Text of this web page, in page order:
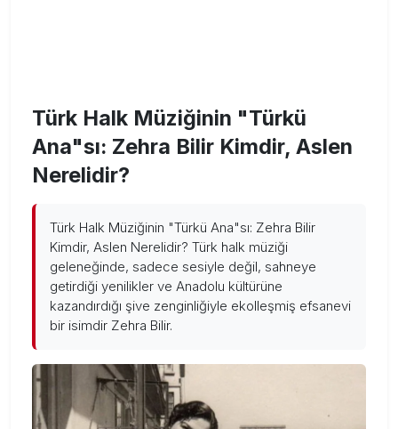
Türk Halk Müziğinin "Türkü
Ana"sı: Zehra Bilir Kimdir, Aslen
Nerelidir?
Türk Halk Müziğinin "Türkü Ana"sı: Zehra Bilir
Kimdir, Aslen Nerelidir? Türk halk müziği
geleneğinde, sadece sesiyle değil, sahneye
getirdiği yenilikler ve Anadolu kültürüne
kazandırdığı şive zenginliğiyle ekolleşmiş efsanevi
bir isimdir Zehra Bilir.